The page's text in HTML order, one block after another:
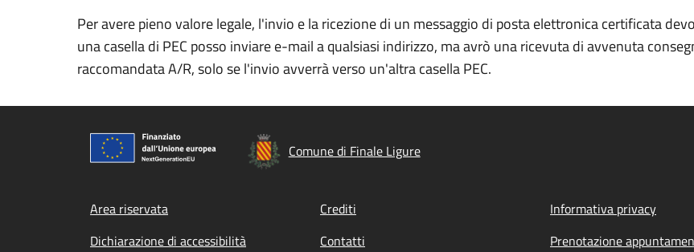
Per avere pieno valore legale, l'invio e la ricezione di un messaggio di posta elettronica certificata
una casella di PEC posso inviare e-mail a qualsiasi indirizzo, ma avrò una ricevuta di avvenuta
raccomandata A/R, solo se l'invio avverrà verso un'altra casella PEC.
Comune di Finale Ligure
Footer menu
Area riservata Crediti Informativa privacy
Dichiarazione di accessibilità
Contatti Prenotazione